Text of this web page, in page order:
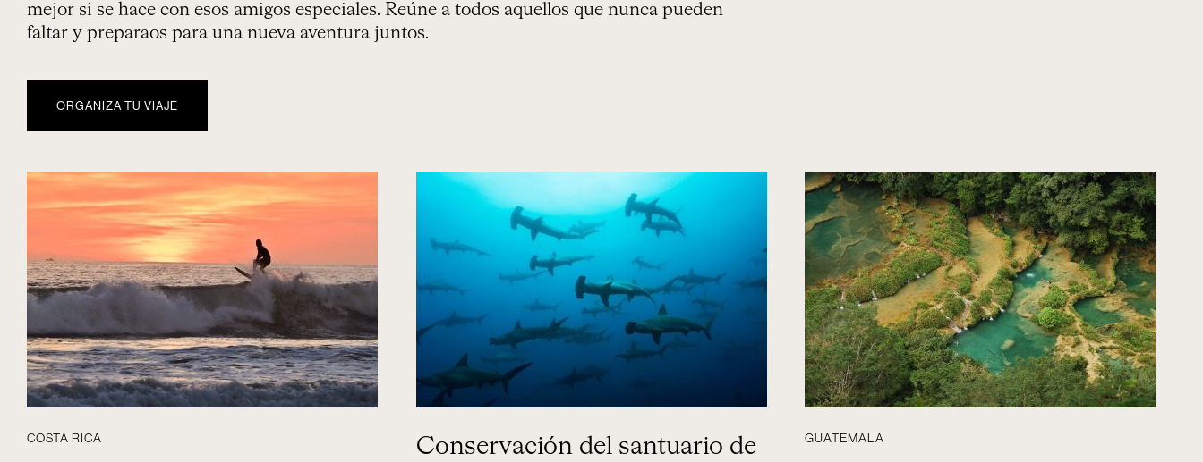
mejor si se hace con esos amigos especiales. Reúne a todos aquellos que nunca pueden
faltar y preparaos para una nueva aventura juntos.
ORGANIZA TU VIAJE
COSTA RICA
Conservación del santuario de
GUATEMALA